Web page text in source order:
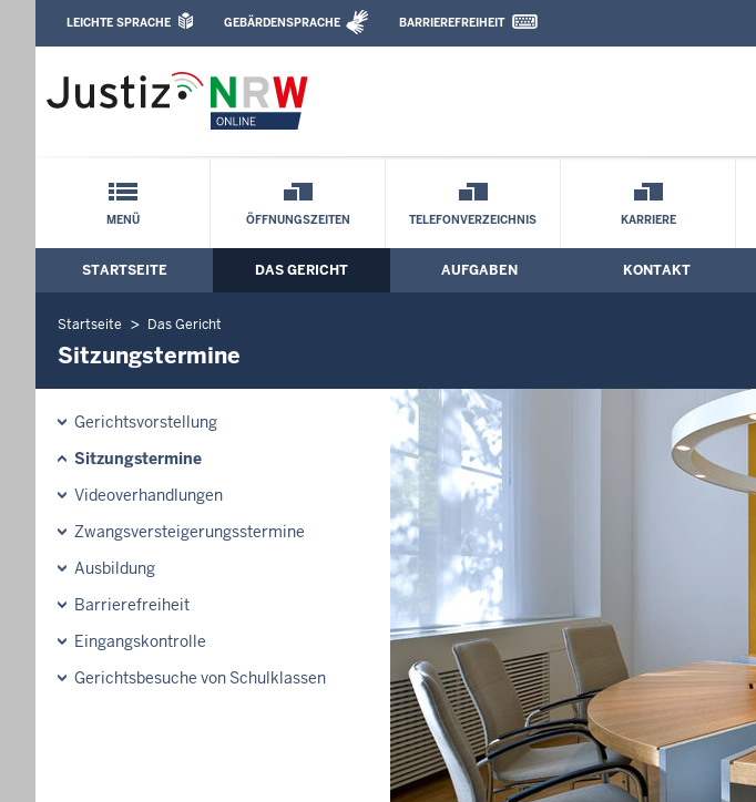
Amtsgericht Neuss: Sitzungstermine
Leichte Sprache, Gebärdensprachenvideo und Kontaktformular
LEICHTE SPRACHE GEBÄRDENSPRACHE BARRIEREFREIHEIT
Schnellnavigation mit Volltext-Suche
MENÜ ÖFFNUNGSZEITEN TELEFONVERZEICHNIS KARRIERE
Hauptmenü: Hauptnavigation
STARTSEITE DAS GERICHT AUFGABEN KONTAKT
Startseite Das Gericht
Sitzungstermine
Gerichtsvorstellung
Sitzungstermine
Videoverhandlungen
Zwangsversteigerungsstermine
Ausbildung
Barrierefreiheit
Eingangskontrolle
Gerichtsbesuche von Schulklassen